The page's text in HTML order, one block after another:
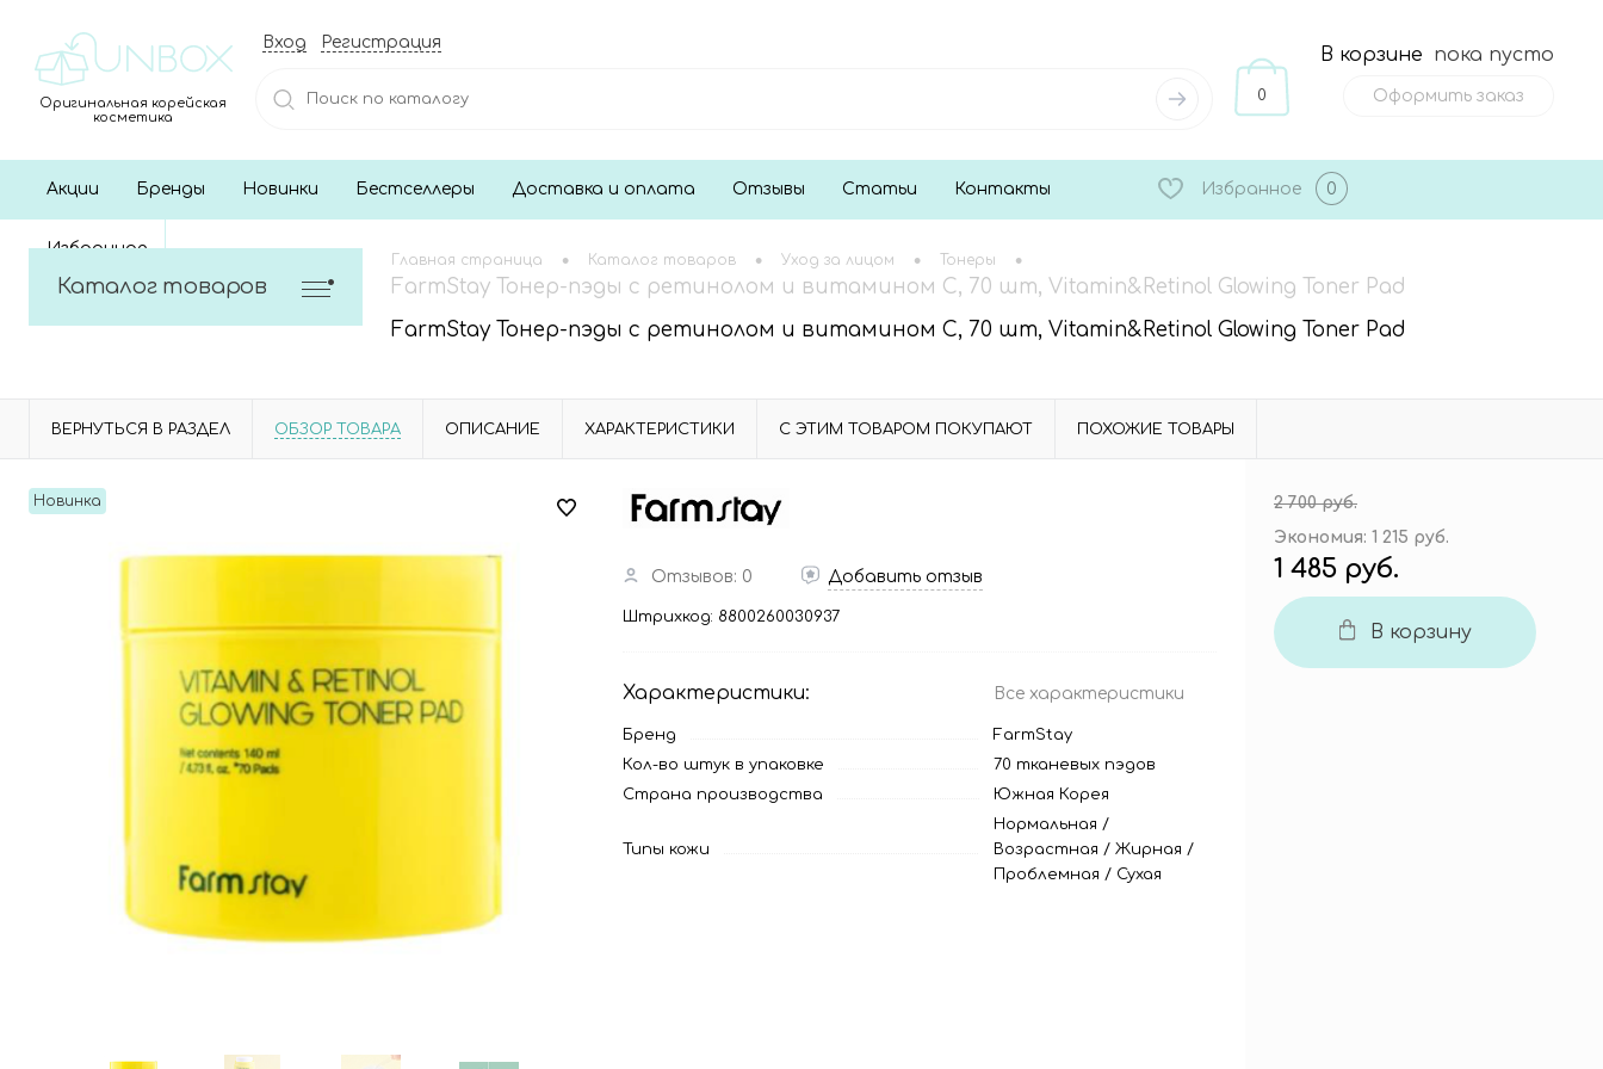
Оригинальная корейская
косметика
Вход Регистрация
0
В корзине пока пусто
Оформить заказ
Акции Бренды Новинки Бестселлеры Доставка и оплата Отзывы Статьи Контакты
Избранное
Избранное 0
Каталог товаров
Главная страница • Каталог товаров • Уход за лицом • Тонеры •
FarmStay Тонер-пэды с ретинолом и витамином С, 70 шт, Vitamin&Retinol Glowing Toner Pad
FarmStay Тонер-пэды с ретинолом и витамином С, 70 шт, Vitamin&Retinol Glowing Toner Pad
ВЕРНУТЬСЯ В РАЗДЕЛ ОБЗОР ТОВАРА ОПИСАНИЕ ХАРАКТЕРИСТИКИ С ЭТИМ ТОВАРОМ ПОКУПАЮТ ПОХОЖИЕ ТОВАРЫ
Новинка
Отзывов: 0 Добавить отзыв
Штрихкод: 8800260030937
Характеристики: Все характеристики
Бренд
FarmStay
Кол-во штук в упаковке
70 тканевых пэдов
Страна производства
Южная Корея
Типы кожи
Нормальная /
Возрастная / Жирная /
Проблемная / Сухая
2 700 руб.
Экономия: 1 215 руб.
1 485 руб.
В корзину